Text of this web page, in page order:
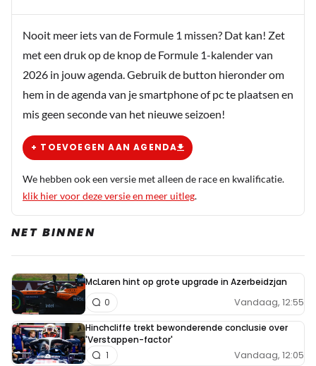
bedoel, wat kun je nu over Norris of over Russel
schrijven wat de voorpagina haalt?
Dit bericht is aangepast op: 15-09
HaroldLT
Olaf Mol is wel wat scherper over coureurs dan
anderen, maar dat is in een mate die ik niet
bedoel. Ik heb hem nooit een langdurige
smeercampagne over een coureur zien opzetten
om die persoon te beschadigen. En al helemaal
niet in samenwerking met het concurrerende
team en hun coureur. Ik geloof niet dat je Mol
van iets dergelijks kunt beschuldigen. Sky,
Hamilton en Mercedes hebben het wel heel bont
gemaakt over Max. En dan heb je nu figuren die
jammeren dat ze zich schamen om Nederlander
te zijn, omdat Hamilton niet gepruimd wordt. Ik
Nooit meer iets van de Formule 1 missen? Dat kan! Zet
met een druk op de knop de Formule 1-kalender van
2026 in jouw agenda. Gebruik de button hieronder om
hem in de agenda van je smartphone of pc te plaatsen en
mis geen seconde van het nieuwe seizoen!
+ TOEVOEGEN AAN AGENDA
We hebben ook een versie met alleen de race en kwalificatie.
klik hier voor deze versie en meer uitleg.
NET BINNEN
McLaren hint op grote upgrade in Azerbeidzjan
Vandaag, 12:55
0
Hinchcliffe trekt bewonderende conclusie over
'Verstappen-factor'
Vandaag, 12:05
1